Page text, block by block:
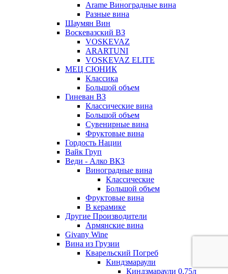
Arame Виноградные вина
Разные вина
Шаумян Вин
Воскевазский ВЗ
VOSKEVAZ
ARARTUNI
VOSKEVAZ ELITE
МЕЦ СЮНИК
Классика
Большой объем
Гиневан ВЗ
Классические вина
Большой объем
Сувенирные вина
Фруктовые вина
Гордость Нации
Вайк Груп
Веди - Алко ВКЗ
Виноградные вина
Классические
Большой объем
Фруктовые вина
В керамике
Другие Производители
Армянские вина
Givany Wine
Вина из Грузии
Кварельский Погреб
Киндзмараули
Киндзмараули 0,75л